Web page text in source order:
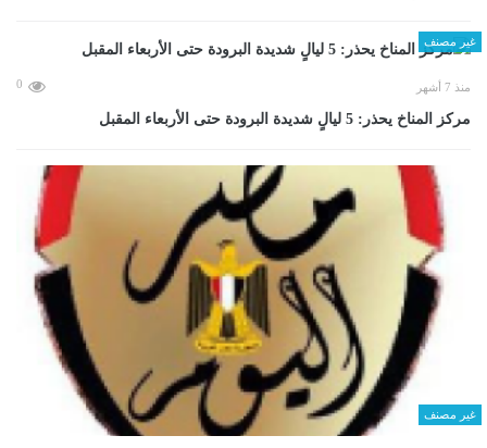
غير مصنف
منذ 7 أشهر 0
مركز المناخ يحذر: 5 ليالٍ شديدة البرودة حتى الأربعاء المقبل
غير مصنف